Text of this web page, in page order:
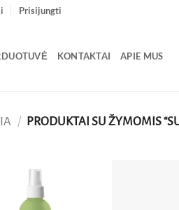
Prisijungti
KONTAKTAI APIE MUS
/ PRODUKTAI SU ŽYMOMIS